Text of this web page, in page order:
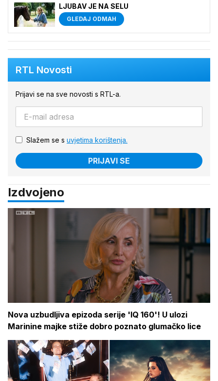
LJUBAV JE NA SELU
GLEDAJ ODMAH
RTL Novosti
Prijavi se na sve novosti s RTL-a.
Slažem se s uvjetima korištenja.
PRIJAVI SE
Izdvojeno
Nova uzbudljiva epizoda serije 'IQ 160'! U ulozi
Marinine majke stiže dobro poznato glumačko lice